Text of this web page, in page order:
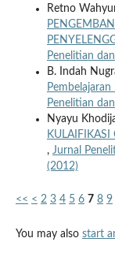
Retno
Penelitian
B. Indah
Penelitian
Nyayu
KULAIFIKASI
, Jurnal
(2012)
<< < 2 3 4 5 6 7 8 9
You may also start